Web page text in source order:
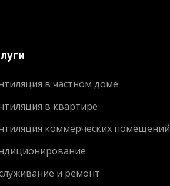
в частном доме
в квартире
коммерческих помещений
и ремонт